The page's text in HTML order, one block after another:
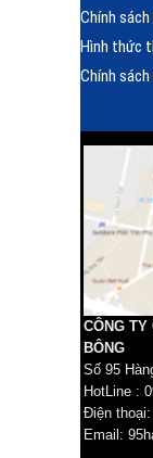
Chính
Hình thức
Chính
CÔNG TY
BÔNG
Số 95
HotLine :
Điện thoại:
Email: